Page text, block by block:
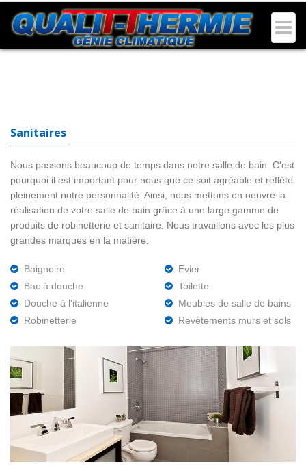
Qualit-Thermie | installation salle-de-bains et sanitaires secteur Muret, Frouzins, Seysses,
Villeneuve Tolosane, Cugnaux.
Sanitaires
Nous passons beaucoup de temps dans notre salle de bain. C'est
pourquoi il est important pour nous que ce soit agréable et reflète
pleinement notre personnalité. Ainsi, nous mettons en oeuvre la
réalisation de votre salle de bain grâce à une large gamme de
produits de robinetterie et sanitaire. Nous travaillons avec les plus
grandes marques en la matière.
Baignoire
Bac à douche
Douche à l'italienne
Robinetterie
Evier
Toilette
Meubles de salle de bains
Revêtements murs et sols